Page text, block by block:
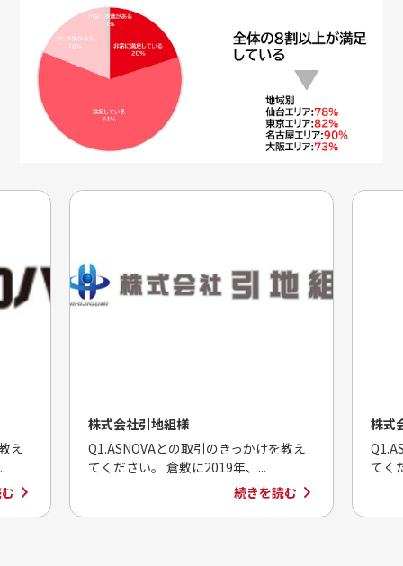
え
株式会社引地組様
Q1.ASNOVAとの取引のきっかけを教え
てください。 倉敷に2019年、...
続きを読む
株式
てく